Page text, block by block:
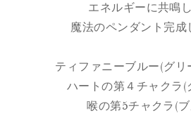
エネルギーに共鳴
魔法のペンダント完
ティファニーブルー(グリ
ハートの第４チャクラ(
喉の第5チャクラ(